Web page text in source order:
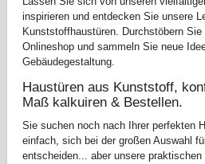
inspirieren und entdecken Sie unsere
Kunststoffhaustüren. Durchstöbern
Onlineshop und sammeln Sie neue
Gebäudegestaltung.
Haustüren aus Kunststoff,
Maß kalkuiren & Bestellen.
Sie suchen noch nach Ihrer perfekten
einfach, sich bei der großen Auswahl
entscheiden... aber unsere